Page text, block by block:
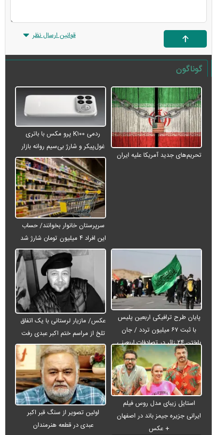
قوانین ارسال نظر
گوناگون
تحریم‌های جدید آمریکا علیه ایران
ردمی K۱۰۰ پرو مکس با باتری
غول‌پیکر و شارژ بی‌سیم روانه بازار
می‌شود
سرپرستان خانوار بخوانند/ حساب
این افراد ۴ میلیون تومان شارژ شد
پایان طرح ترافیکی اربعین پلیس
با ثبت ۶۷ میلیون تردد / جان
باختن ۲۴ زائر در تصادفات اربعینی
عکس/ مازیار لرستانی با یک اتفاق
تلخ از مراسم ختم اکبر عبدی رفت
استایل زیبای مدل روس فیلم
ایرانی جزیره جیمز باند در اصفهان
+ عکس
اولین تصویر از سنگ قبر اکبر
عبدی در قطعه هنرمندان